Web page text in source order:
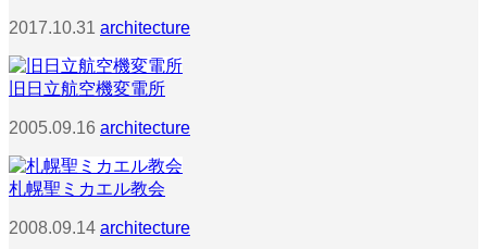
2017.10.31 architecture
旧日立航空機変電所
2005.09.16 architecture
札幌聖ミカエル教会
2008.09.14 architecture